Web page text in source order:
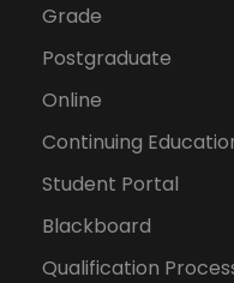
Grade
Postgraduate
Online
Continuing
Student Portal
Blackboard
Qualification